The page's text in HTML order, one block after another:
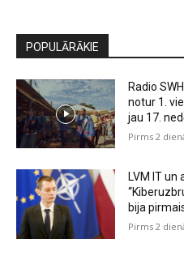
POPULĀRĀKIE
Radio
notur 1.
jau 17.
Pirms 2
LVM IT
bija
Pirms 2